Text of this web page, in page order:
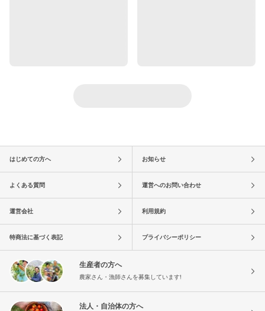
はじめての方へ お知らせ
よくある質問 運営へのお問い合わせ
運営会社 利用規約
特商法に基づく表記 プライバシーポリシー
生産者の方へ
農家さん・漁師さんを募集しています!
法人・自治体の方へ